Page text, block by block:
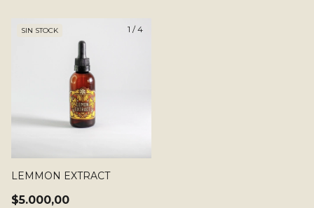
1 /4
SIN STOCK
LEMMON EXTRACT
$5.000,00